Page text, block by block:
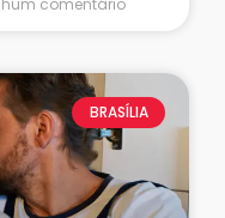
BRASÍLIA